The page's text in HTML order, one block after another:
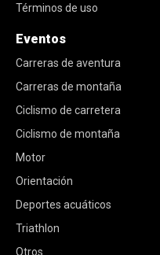
Términos de uso
Eventos
Carreras de aventura
Carreras de montaña
Ciclismo de carretera
Ciclismo de montaña
Motor
Orientación
Deportes acuáticos
Triathlon
Otros